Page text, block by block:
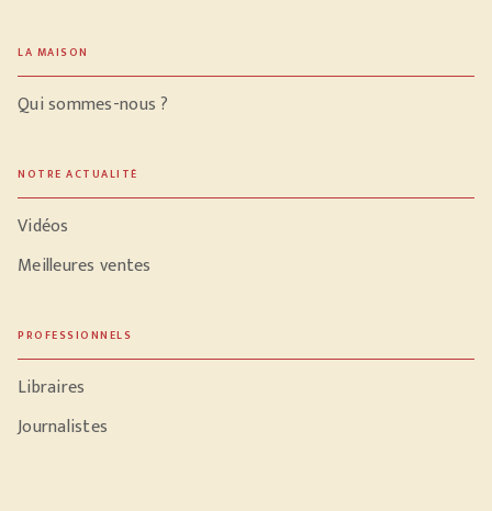
LA MAISON
Qui sommes-nous ?
NOTRE ACTUALITÉ
Vidéos
Meilleures ventes
PROFESSIONNELS
Libraires
Journalistes